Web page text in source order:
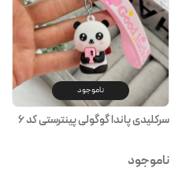
ناموجود
سرکلیدی پاندا گوگولی پینترستی کد ۶
ناموجود